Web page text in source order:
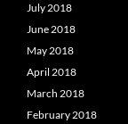
July 2018
June 2018
May 2018
April 2018
March 2018
February 2018